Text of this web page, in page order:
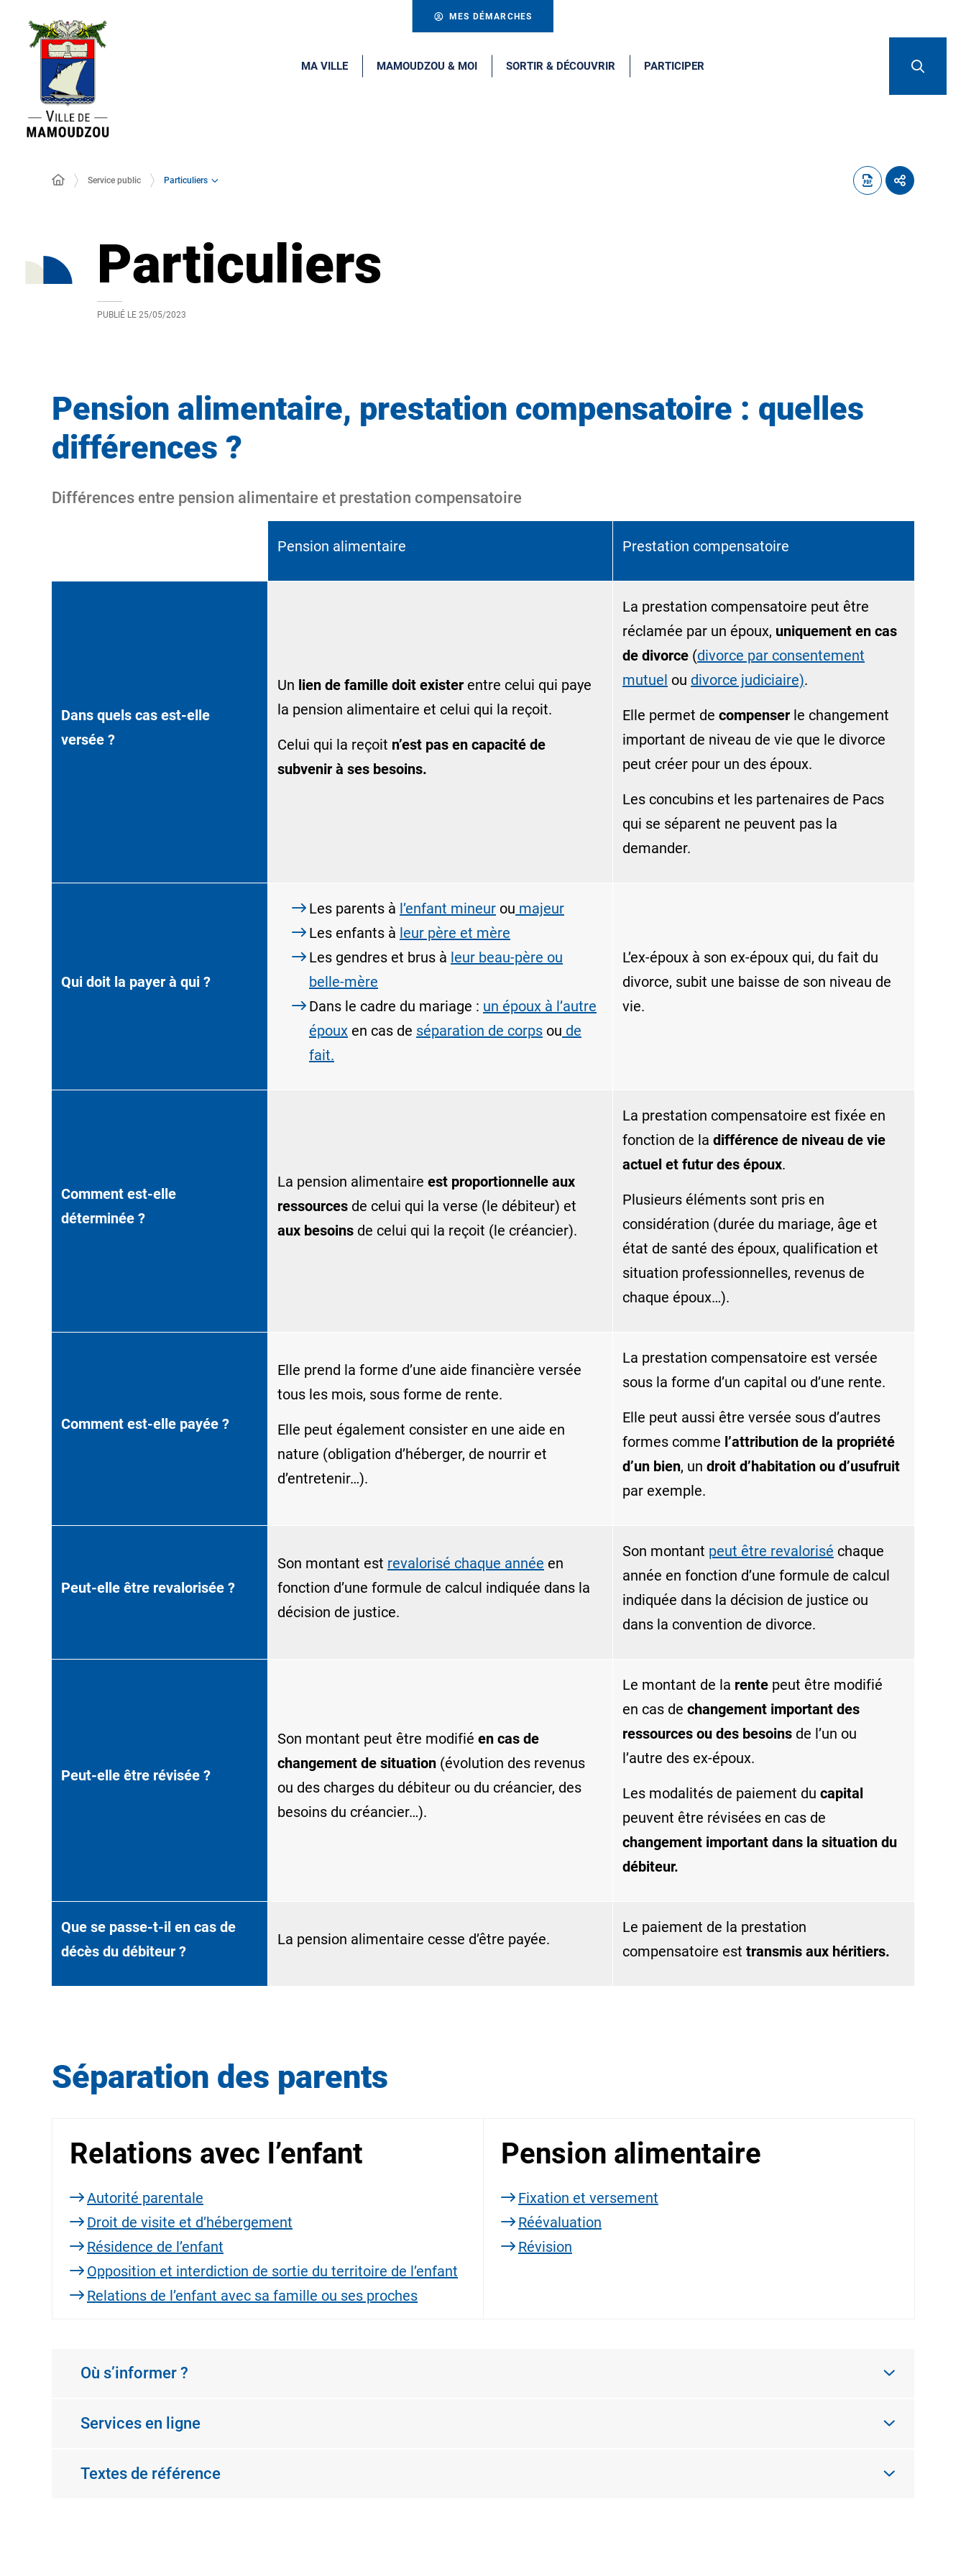
MES DÉMARCHES
MA VILLE MAMOUDZOU & MOI SORTIR & DÉCOUVRIR PARTICIPER
Service public Particuliers
Particuliers
PUBLIÉ LE 25/05/2023
Pension alimentaire, prestation compensatoire : quelles
différences ?
Différences entre pension alimentaire et prestation compensatoire
Pension alimentaire Prestation compensatoire
Dans quels cas est-elle
versée ?
Un lien de famille doit exister entre celui qui paye
la pension alimentaire et celui qui la reçoit.
Celui qui la reçoit n’est pas en capacité de
subvenir à ses besoins.
La prestation compensatoire peut être
réclamée par un époux, uniquement en cas
de divorce (divorce par consentement
mutuel ou divorce judiciaire).
Elle permet de compenser le changement
important de niveau de vie que le divorce
peut créer pour un des époux.
Les concubins et les partenaires de Pacs
qui se séparent ne peuvent pas la
demander.
Qui doit la payer à qui ?
Les parents à l’enfant mineur ou majeur
Les enfants à leur père et mère
Les gendres et brus à leur beau-père ou
belle-mère
Dans le cadre du mariage : un époux à l’autre
époux en cas de séparation de corps ou de
fait.
L’ex-époux à son ex-époux qui, du fait du
divorce, subit une baisse de son niveau de
vie.
Comment est-elle
déterminée ?
La pension alimentaire est proportionnelle aux
ressources de celui qui la verse (le débiteur) et
aux besoins de celui qui la reçoit (le créancier).
La prestation compensatoire est fixée en
fonction de la différence de niveau de vie
actuel et futur des époux.
Plusieurs éléments sont pris en
considération (durée du mariage, âge et
état de santé des époux, qualification et
situation professionnelles, revenus de
chaque époux…).
Comment est-elle payée ?
Elle prend la forme d’une aide financière versée
tous les mois, sous forme de rente.
Elle peut également consister en une aide en
nature (obligation d’héberger, de nourrir et
d’entretenir…).
La prestation compensatoire est versée
sous la forme d’un capital ou d’une rente.
Elle peut aussi être versée sous d’autres
formes comme l’attribution de la propriété
d’un bien, un droit d’habitation ou d’usufruit
par exemple.
Peut-elle être revalorisée ?
Son montant est revalorisé chaque année en
fonction d’une formule de calcul indiquée dans la
décision de justice.
Son montant peut être revalorisé chaque
année en fonction d’une formule de calcul
indiquée dans la décision de justice ou
dans la convention de divorce.
Peut-elle être révisée ?
Son montant peut être modifié en cas de
changement de situation (évolution des revenus
ou des charges du débiteur ou du créancier, des
besoins du créancier…).
Le montant de la rente peut être modifié
en cas de changement important des
ressources ou des besoins de l’un ou
l’autre des ex-époux.
Les modalités de paiement du capital
peuvent être révisées en cas de
changement important dans la situation du
débiteur.
Que se passe-t-il en cas de
décès du débiteur ?
La pension alimentaire cesse d’être payée.
Le paiement de la prestation
compensatoire est transmis aux héritiers.
Séparation des parents
Relations avec l’enfant
Autorité parentale
Droit de visite et d’hébergement
Résidence de l’enfant
Opposition et interdiction de sortie du territoire de l’enfant
Relations de l’enfant avec sa famille ou ses proches
Pension alimentaire
Fixation et versement
Réévaluation
Révision
Où s’informer ?
Services en ligne
Textes de référence